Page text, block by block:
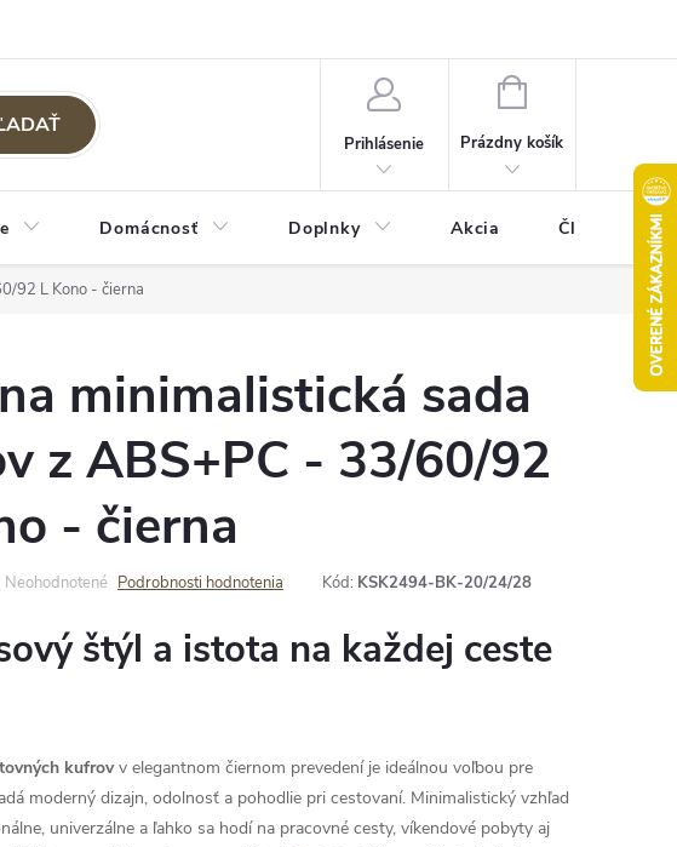
použitia webu
Prihlásenie
NÁKUPNÝ
Prázdny košík
Domácnosť Doplnky Akcia Články
92 L Kono - čierna
minimalistická sada
z ABS+PC - 33/60/92
- čierna
Neohodnotené Podrobnosti hodnotenia Kód: KSK2494-BK-20/24/28
štýl a istota na každej ceste
kufrovv elegantnom čiernom prevedení je ideálnou voľbou pre
moderný dizajn, odolnosť a pohodlie pri cestovaní. Minimalistický vzhľad
univerzálne a ľahko sa hodí na pracovné cesty, víkendové pobyty aj